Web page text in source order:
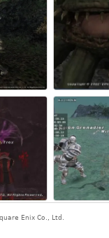
Enix Co., Ltd.